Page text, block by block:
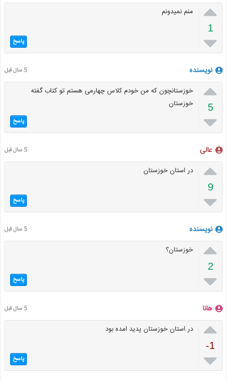

1

منم نمیدونم
پاسخ
نویسنده 5 سال قبل

5

خوزستانچون که من خودم کلاس چهارمی هستم تو کتاب گفته
خوزستان
پاسخ
عالی 5 سال قبل

9

در استان خوزستان
پاسخ
نویسنده 5 سال قبل

2

خوزستان؟
پاسخ
هانا 5 سال قبل

-1

در استان خوزستان پدید امده بود
پاسخ